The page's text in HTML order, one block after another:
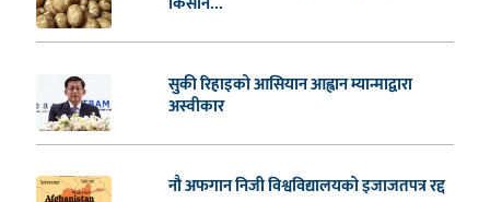
सुकी रिहाइको आसियान आह्वान म्यान्माद्वारा
अस्वीकार
नौ अफगान निजी विश्वविद्यालयको इजाजतपत्र रद्द